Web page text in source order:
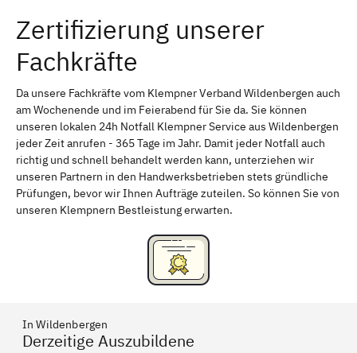
Erlangen Bamberg
Bayreuth
Schweinfurt Passau
Freising Rudelsdorf, Mittelfranken
Zertifizierung unserer
Fachkräfte
Da unsere Fachkräfte vom Klempner Verband Wildenbergen auch
am Wochenende und im Feierabend für Sie da. Sie können
unseren lokalen 24h Notfall Klempner Service aus Wildenbergen
jeder Zeit anrufen - 365 Tage im Jahr. Damit jeder Notfall auch
richtig und schnell behandelt werden kann, unterziehen wir
unseren Partnern in den Handwerksbetrieben stets gründliche
Prüfungen, bevor wir Ihnen Aufträge zuteilen. So können Sie von
unseren Klempnern Bestleistung erwarten.
In Wildenbergen
Derzeitige Auszubildene